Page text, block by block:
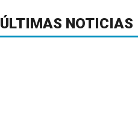
ÚLTIMAS NOTICIAS